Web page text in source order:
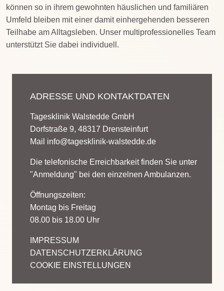
können so in ihrem gewohnten häuslichen und familiären
Umfeld bleiben mit einer damit einhergehenden besseren
Teilhabe am Alltagsleben. Unser multiprofessionelles Team
unterstützt Sie dabei individuell.
ADRESSE UND KONTAKTDATEN
Tagesklinik Walstedde GmbH
Dorfstraße 9, 48317 Drensteinfurt
Mail info@tagesklinik-walstedde.de
Die telefonische Erreichbarkeit finden Sie unter
"Anmeldung" bei den einzelnen Ambulanzen.
Öffnungszeiten:
Montag bis Freitag
08.00 bis 18.00 Uhr
IMPRESSUM
DATENSCHUTZERKLÄRUNG
COOKIE EINSTELLUNGEN